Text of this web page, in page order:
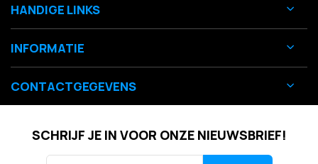
HANDIGE LINKS
INFORMATIE
CONTACTGEGEVENS
SCHRIJF JE IN VOOR ONZE NIEUWSBRIEF!